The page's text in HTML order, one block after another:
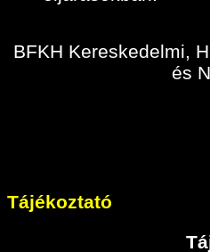
BFKH Kereskedelmi,
és
Tájékoztató